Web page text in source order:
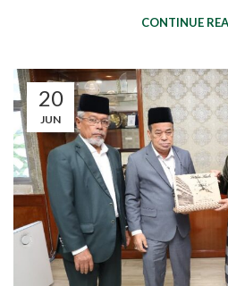
CONTINUE
20
JUN